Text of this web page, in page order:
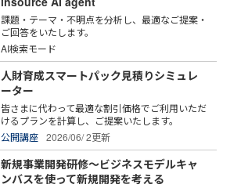
課題・テーマ・不明点を分析し、最適なご提案・
ご回答をいたします。
AI検索モード
人財育成スマートパック見積りシミュレ
ーター
皆さまに代わって最適な割引価格でご利用いただ
けるプランを計算し、ご提案いたします。
公開講座
2026/06/ 2更新
新規事業開発研修～ビジネスモデルキャ
ンバスを使って新規開発を考える